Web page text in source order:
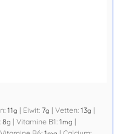
11g | Eiwit: 7g |Vetten:13g |
8g |Vitamine B1:1mg |